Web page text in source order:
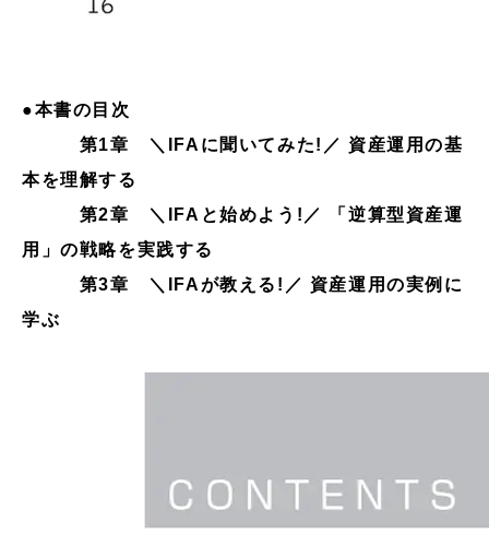
●本書の目次
第1章 ＼IFAに聞いてみた!／ 資産運用の基
本を理解する
第2章 ＼IFAと始めよう!／ 「逆算型資産運
用」の戦略を実践する
第3章 ＼IFAが教える!／ 資産運用の実例に
学ぶ